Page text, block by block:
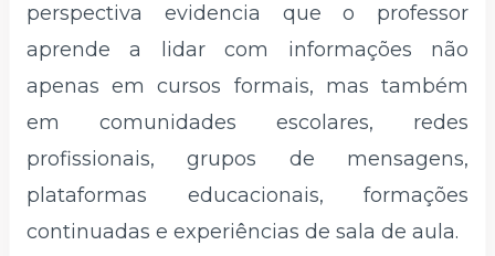
perspectiva evidencia que o professor
aprende a lidar com informações não
apenas em cursos formais, mas também
em comunidades escolares, redes
profissionais, grupos de mensagens,
plataformas educacionais, formações
continuadas e experiências de sala de aula.